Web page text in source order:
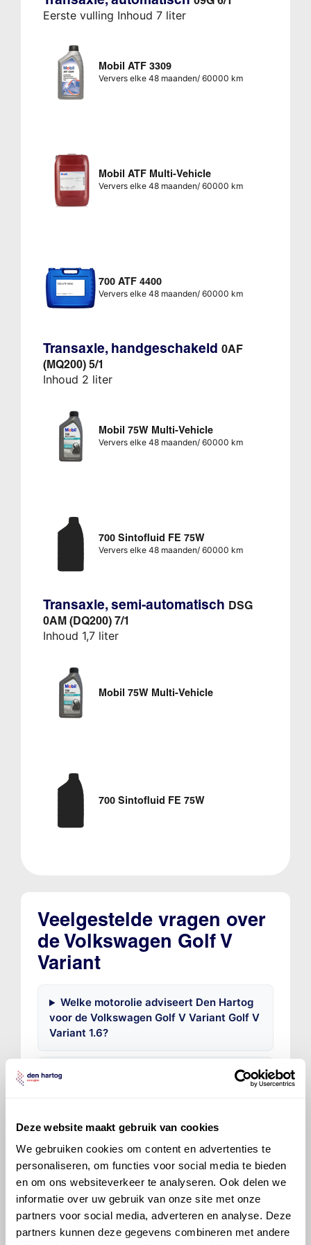
Deze website maakt gebruik van cookies
We gebruiken cookies om content en advertenties te
personaliseren, om functies voor social media te bieden
en om ons websiteverkeer te analyseren. Ook delen we
informatie over uw gebruik van onze site met onze
partners voor social media, adverteren en analyse. Deze
partners kunnen deze gegevens combineren met andere
Eerste vulling Inhoud 7 liter
Mobil ATF 3309
Ververs elke 48 maanden/ 60000 km
Mobil ATF Multi-Vehicle
Ververs elke 48 maanden/ 60000 km
700 ATF 4400
Ververs elke 48 maanden/ 60000 km
Transaxle, handgeschakeld 0AF
(MQ200) 5/1
Inhoud 2 liter
Mobil 75W Multi-Vehicle
Ververs elke 48 maanden/ 60000 km
700 Sintofluid FE 75W
Ververs elke 48 maanden/ 60000 km
Transaxle, semi-automatisch DSG
0AM (DQ200) 7/1
Inhoud 1,7 liter
Mobil 75W Multi-Vehicle
700 Sintofluid FE 75W
Veelgestelde vragen over
de Volkswagen Golf V
Variant
Welke motorolie adviseert Den Hartog
voor de Volkswagen Golf V Variant Golf V
Variant 1.6?
Hoeveel motorolie gaat er in een
Hoe vaak moet de motorolie ververst
worden bij een Volkswagen Golf V
Variant?
Voor welke onderdelen van de
Volkswagen Golf V Variant is
productadvies beschikbaar?